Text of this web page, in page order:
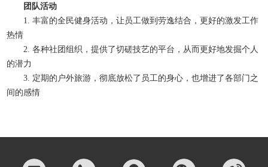
团队活动
1. 丰富的全民健身活动，让员工做到劳逸结合，更好的激发工作
热情
2. 各种社团组织，提供了切磋技艺的平台，从而更好地发掘个人
的潜力
3. 定期的户外旅游，彻底放松了员工的身心，也增进了各部门之
间的感情